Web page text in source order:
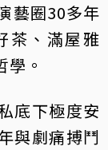
藝圈30多年
茶、滿屋雅
。
底下極度安
與劇痛搏鬥